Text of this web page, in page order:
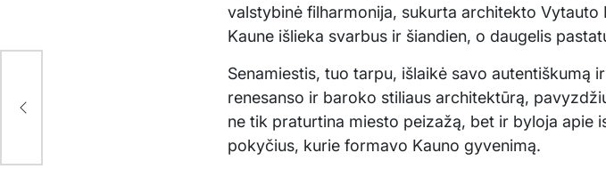
valstybinė filharmonija, sukurta architekto
Kaune išlieka svarbus ir šiandien, o daugelis
Senamiestis, tuo tarpu, išlaikė savo autentiškumą
renesanso ir baroko stiliaus architektūrą,
ne tik praturtina miesto peizažą, bet ir byloja apie
pokyčius, kurie formavo Kauno gyvenimą.